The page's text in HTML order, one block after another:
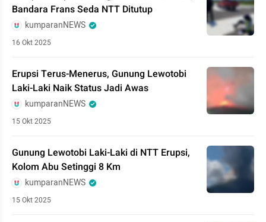
Bandara Frans Seda NTT Ditutup
kumparanNEWS
16 Okt 2025
Erupsi Terus-Menerus, Gunung Lewotobi
Laki-Laki Naik Status Jadi Awas
kumparanNEWS
15 Okt 2025
Gunung Lewotobi Laki-Laki di NTT Erupsi,
Kolom Abu Setinggi 8 Km
kumparanNEWS
15 Okt 2025